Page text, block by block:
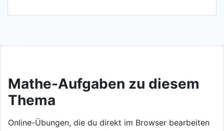
Mathe-Aufgaben zu diesem
Thema
Online-Übungen, die du direkt im Browser bearbeiten